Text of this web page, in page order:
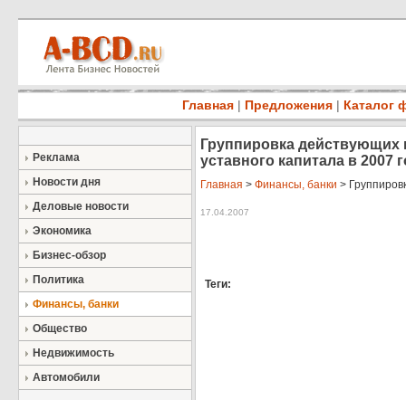
Главная | Предложения | Каталог
Реклама
Новости дня
Деловые новости
Экономика
Бизнес-обзор
Политика
Финансы, банки
Общество
Недвижимость
Автомобили
Группировка действующих
уставного капитала в 2007
Главная > Финансы, банки >
17.04.2007
Теги: